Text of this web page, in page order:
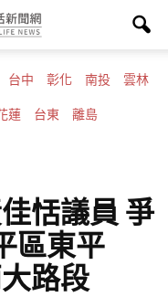
台中 彰化 南投 雲林
蓮 台東 離島
恬議員 爭
區東平
路段